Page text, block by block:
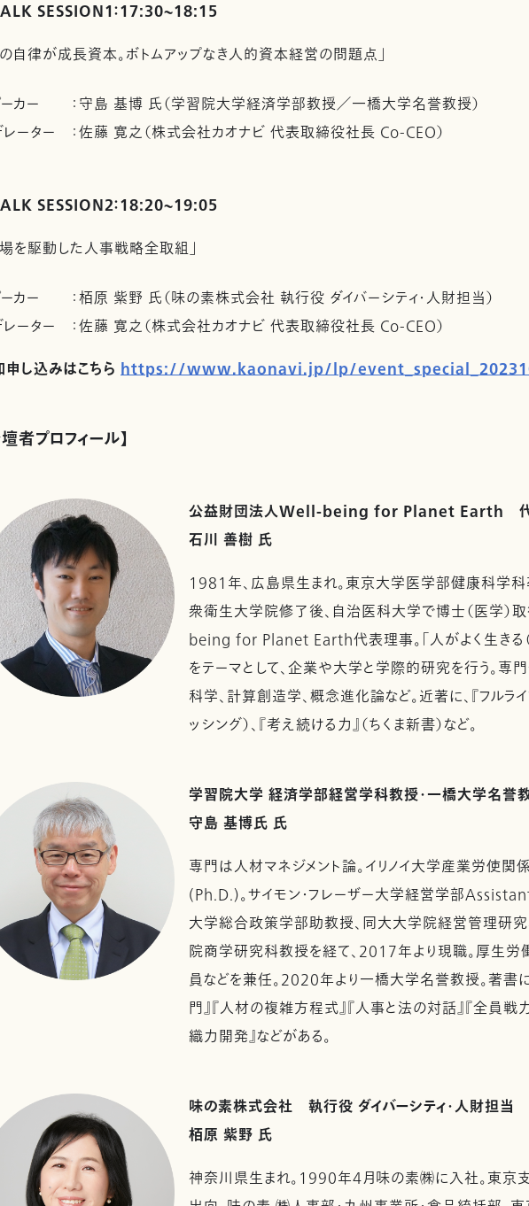
SESSION1：17:30~18:15
の自律が成長資本。ボトムアップなき人的資本経営の問題点」
カー ： 守島 基博 氏（学習院大学経済学部教授／一橋大学名誉教授）
ーター ：佐藤 寛之（株式会社カオナビ 代表取締役社長 Co-CEO）
SESSION2：18:20~19:05
場を駆動した人事戦略全取組」
カー ：栢原 紫野 氏（味の素株式会社 執行役 ダイバーシティ・人財担当）
ーター ：佐藤 寛之（株式会社カオナビ 代表取締役社長 Co-CEO）
し込みはこちら https://www.kaonavi.jp/lp/
壇者プロフィール】
公益財団法人Well-being for Planet Earth
石川 善樹 氏
1981年、広島県生まれ。東京大学医学部健康科学科
衆衛生大学院修了後、自治医科大学で博士（医学）
being for Planet Earth代表理事。「人がよく生きる
をテーマとして、企業や大学と学際的研究を行う。専
科学、計算創造学、概念進化論など。近著に、『フルラ
ッシング）、『考え続ける力』（ちくま新書）など。
学習院大学 経済学部経営学科教授・一橋大学名誉
守島 基博氏 氏
専門は人材マネジメント論。イリノイ大学産業労使
(Ph.D.)。サイモン・フレーザー大学経営学部
大学総合政策学部助教授、同大大学院経営管理研
院商学研究科教授を経て、2017年より現職。厚生
員などを兼任。2020年より一橋大学名誉教授。著書
門』『人材の複雑方程式』『人事と法の対話』『全員
織力開発』などがある。
味の素株式会社 執行役 ダイバーシティ・人財担当
栢原 紫野 氏
神奈川県生まれ。1990年4月味の素㈱に入社。東京